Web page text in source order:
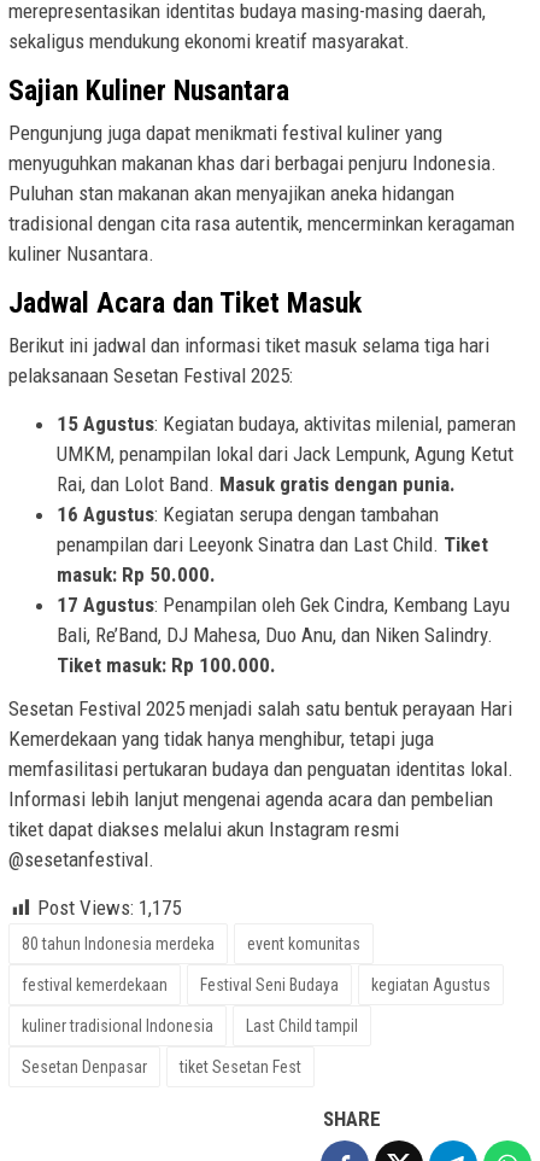
merepresentasikan identitas budaya masing-masing daerah,
sekaligus mendukung ekonomi kreatif masyarakat.
Sajian Kuliner Nusantara
Pengunjung juga dapat menikmati festival kuliner yang
menyuguhkan makanan khas dari berbagai penjuru Indonesia.
Puluhan stan makanan akan menyajikan aneka hidangan
tradisional dengan cita rasa autentik, mencerminkan keragaman
kuliner Nusantara.
Jadwal Acara dan Tiket Masuk
Berikut ini jadwal dan informasi tiket masuk selama tiga hari
pelaksanaan Sesetan Festival 2025:
15 Agustus: Kegiatan budaya, aktivitas milenial, pameran
UMKM, penampilan lokal dari Jack Lempunk, Agung Ketut
Rai, dan Lolot Band. Masuk gratis dengan punia.
16 Agustus: Kegiatan serupa dengan tambahan
penampilan dari Leeyonk Sinatra dan Last Child. Tiket
masuk: Rp 50.000.
17 Agustus: Penampilan oleh Gek Cindra, Kembang Layu
Bali, Re’Band, DJ Mahesa, Duo Anu, dan Niken Salindry.
Tiket masuk: Rp 100.000.
Sesetan Festival 2025 menjadi salah satu bentuk perayaan Hari
Kemerdekaan yang tidak hanya menghibur, tetapi juga
memfasilitasi pertukaran budaya dan penguatan identitas lokal.
Informasi lebih lanjut mengenai agenda acara dan pembelian
tiket dapat diakses melalui akun Instagram resmi
@sesetanfestival.
Post Views: 1,175
80 tahun Indonesia merdeka event komunitas
festival kemerdekaan Festival Seni Budaya kegiatan Agustus
kuliner tradisional Indonesia Last Child tampil
Sesetan Denpasar tiket Sesetan Fest
SHARE